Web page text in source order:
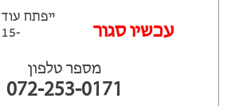
‫עכשיו סגור
-15 דקות
מספר טלפון
072-253-0171